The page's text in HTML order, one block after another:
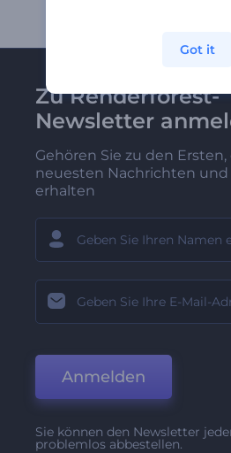
Zu Renderforest-
Newsletter
Gehören Sie zu den
neuesten Nachrichten
erhalten
Anmelden
Sie können den Newsletter
problemlos abbestellen.
Got it